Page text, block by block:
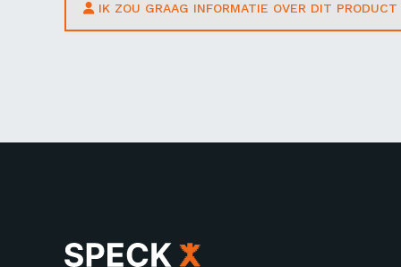
IK ZOU GRAAG INFORMATIE OVER DIT PRODUCT